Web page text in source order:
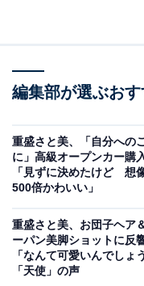
編集部が選ぶお
重盛さと美、「自分への
に」高級オープンカー購
「見ずに決めたけど 想
500倍かわいい」
重盛さと美、お団子ヘア
ーパン美脚ショットに反
「なんて可愛いんでしょ
「天使」の声